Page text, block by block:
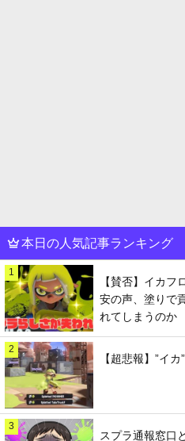
本日の人気記事ランキング
1
【賛否】イカフ
安の声、塗りで
れてしまうのか
2
【超悲報】”イ
3
スプラ通報窓口